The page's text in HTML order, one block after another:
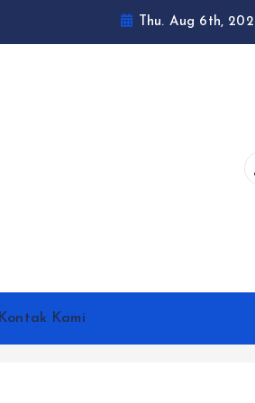
Thu. Aug 6th,
Kontak Kami